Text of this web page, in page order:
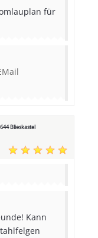
für
Blieskastel
Kann